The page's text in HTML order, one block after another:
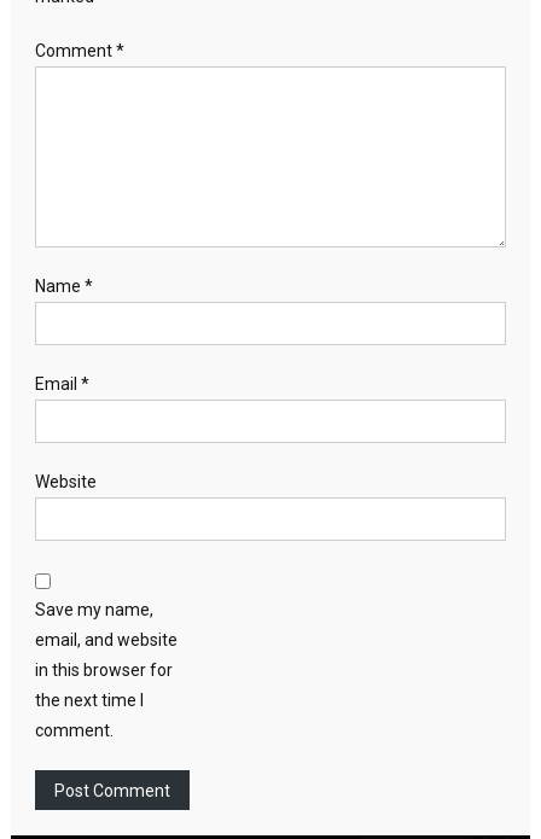
Comment*
Name *
Email *
Website
Save my name,
email, and website
in this browser for
the next time I
comment.